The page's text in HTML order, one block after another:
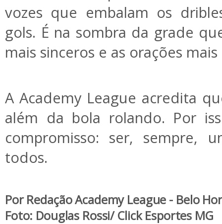
vozes que embalam os
gols. É na sombra da grade
mais sinceros e as orações
A Academy League acredita
além da bola rolando. Por
compromisso: ser, sempre,
todos.
Por Redação Academy League - Belo
Foto: Douglas Rossi/Click Esportes MG